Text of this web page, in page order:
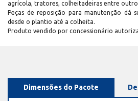
agrícola, tratores, colheitadeiras entre
Peças de reposição para manutenção dá
desde o plantio até a colheita.
Produto vendido por concessionário
Dimensões do Pacote